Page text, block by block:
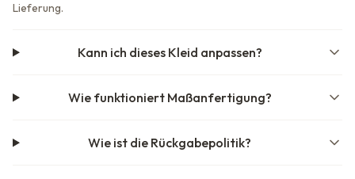
Lieferung.
Kann ich dieses Kleid anpassen?
Wie funktioniert Maßanfertigung?
Wie ist die Rückgabepolitik?